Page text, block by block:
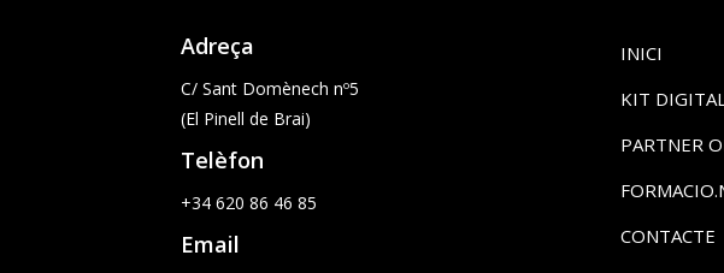
Adreça
C/ Sant Domènech nº5
(El Pinell de Brai)
Telèfon
+34 620 86 46 85
Email
INICI
KIT
PARTNER
CONTACTE